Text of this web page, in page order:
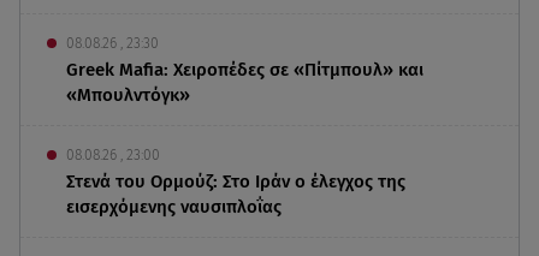
08.08.26 , 23:30
Greek Mafia: Χειροπέδες σε «Πίτμπουλ» και
«Μπουλντόγκ»
08.08.26 , 23:00
Στενά του Ορμούζ: Στο Ιράν ο έλεγχος της
εισερχόμενης ναυσιπλοΐας